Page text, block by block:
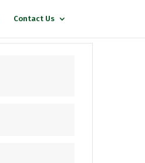
Contact Us